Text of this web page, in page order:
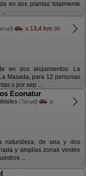
en dos plantas totalmente
a 13,4 km de
en dos alojamientos: La
Masada, para 12 personas
o por sep ...
Econatur
(Teruel)
a
naturaleza, de una y dos
y amplias zonas verdes
...